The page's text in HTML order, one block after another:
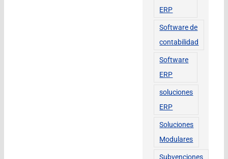
ERP
Software de
contabilidad
Software
ERP
soluciones
ERP
Soluciones
Modulares
Subvenciones